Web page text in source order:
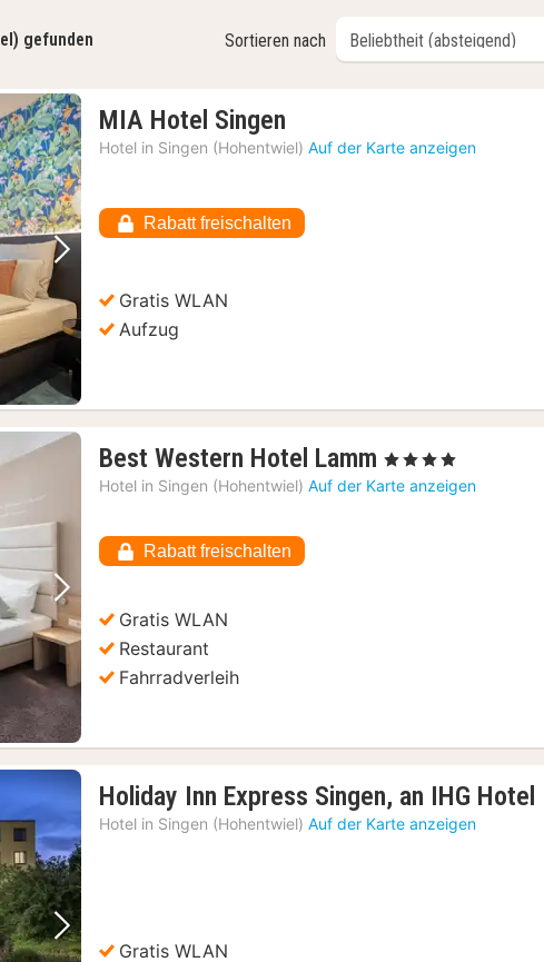
gefunden Sortieren nach
Nächstes Bild
MIA Hotel Singen
Nacht
€
Hotel in Singen (Hohentwiel) Auf der Karte anzeigen
Rabatt freischalten
Gratis WLAN
Aufzug
Nächstes Bild
Best Western Hotel Lamm 1
Nacht
, 4 Sterne
Hotel in Singen (Hohentwiel) Auf der Karte anzeigen
Rabatt freischalten
Gratis WLAN
Restaurant
Fahrradverleih
Nächstes Bild
Holiday Inn Express Singen, an IHG Hotel
Hotel in Singen (Hohentwiel) Auf der Karte anzeigen
Gratis WLAN